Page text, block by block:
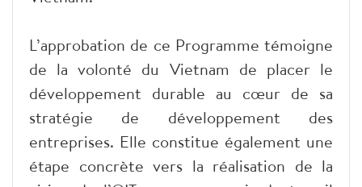
L’approbation de ce Programme témoigne
de la volonté du Vietnam de placer le
développement durable au cœur de sa
stratégie de développement des
entreprises. Elle constitue également une
étape concrète vers la réalisation de la